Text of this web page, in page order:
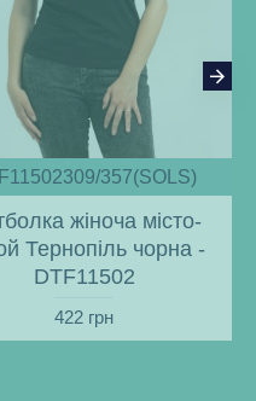
357(SOLS)
жіноча місто-
Тернопіль чорна -
DTF11502
422 грн